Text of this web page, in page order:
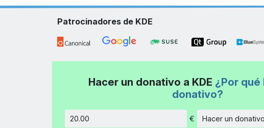
Patrocinadores de KDE
Hacer un donativo a KDE ¿Por qué
donativo?
Cantidad
€ Hacer un